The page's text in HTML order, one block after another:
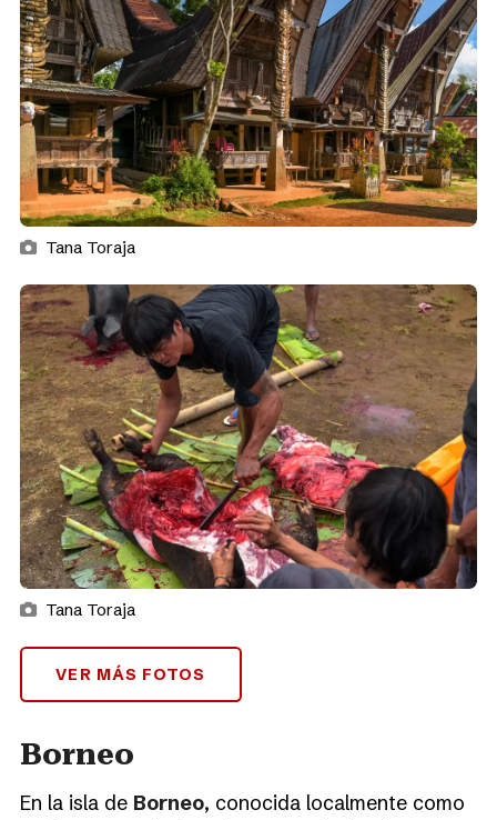
Tana Toraja
Tana Toraja
VER MÁS FOTOS
Borneo
En la isla de Borneo, conocida localmente como